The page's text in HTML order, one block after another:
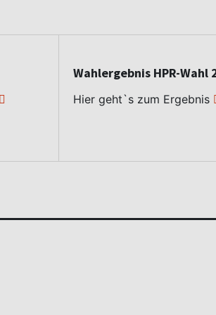
Wahlergebnis HPR-Wahl
Hier geht`s zum Ergebnis